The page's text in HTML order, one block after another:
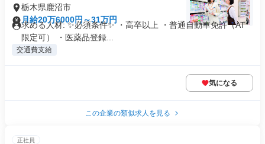
栃木県鹿沼市
月給20万6000円～31万円
求める人材: ✨必須条件✨ ・高卒以上 ・普通自動車免許（AT
限定可） ・医薬品登録...
交通費支給
気になる
この企業の類似求人を見る
正社員